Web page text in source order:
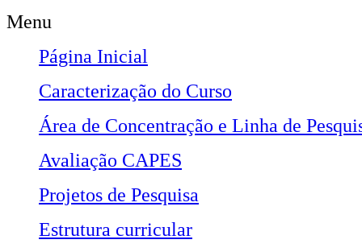
Menu
Página Inicial
Caracterização do Curso
Área de Concentração e Linha de
Avaliação CAPES
Projetos de Pesquisa
Estrutura curricular